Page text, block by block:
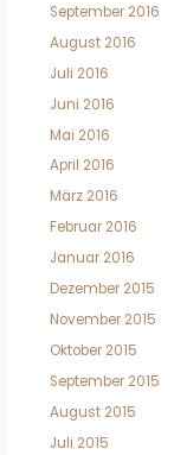
September 2016
August 2016
Juli 2016
Juni 2016
Mai 2016
April 2016
März 2016
Februar 2016
Januar 2016
Dezember 2015
November 2015
Oktober 2015
September 2015
August 2015
Juli 2015